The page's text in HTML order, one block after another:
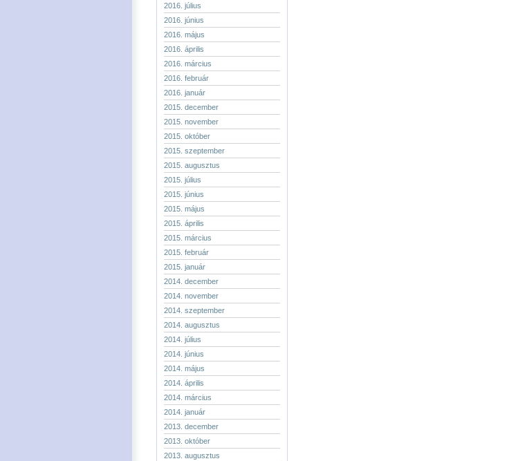
2016. július
2016. június
2016. május
2016. április
2016. március
2016. február
2016. január
2015. december
2015. november
2015. október
2015. szeptember
2015. augusztus
2015. július
2015. június
2015. május
2015. április
2015. március
2015. február
2015. január
2014. december
2014. november
2014. szeptember
2014. augusztus
2014. július
2014. június
2014. május
2014. április
2014. március
2014. január
2013. december
2013. október
2013. augusztus